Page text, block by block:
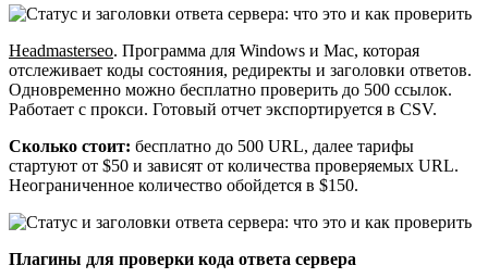
Headmasterseo. Программа для Windows и Mac, которая
отслеживает коды состояния, редиректы и заголовки ответов.
Одновременно можно бесплатно проверить до 500 ссылок.
Работает с прокси. Готовый отчет экспортируется в CSV.
Сколько стоит: бесплатно до 500 URL, далее тарифы
стартуют от $50 и зависят от количества проверяемых URL.
Неограниченное количество обойдется в $150.
Плагины для проверки кода ответа сервера